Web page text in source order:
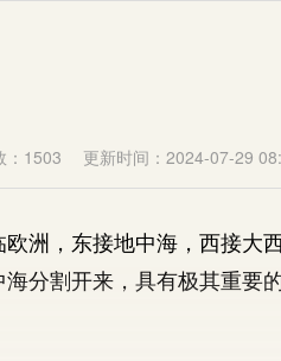
：1503 更新时间：2024-07-29
，东接地中海，西接大
分割开来，具有极其重要